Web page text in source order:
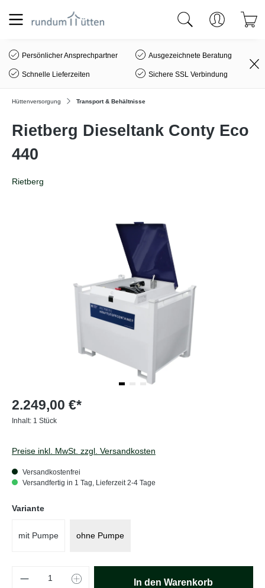
springen
Persönlicher Ansprechpartner Ausgezeichnete Beratung
Schnelle Lieferzeiten Sichere SSL Verbindung
Hüttenversorgung Transport & Behältnisse
Rietberg Dieseltank Conty Eco
440
Rietberg
2.249,00 €*
Inhalt: 1 Stück
Preise inkl. MwSt. zzgl. Versandkosten
Versandkostenfrei
Versandfertig in 1 Tag, Lieferzeit 2-4 Tage
Varianteauswählen
mit Pumpe ohne Pumpe
Produkt Anzahl: Gib den gewünschten
In den Warenkorb